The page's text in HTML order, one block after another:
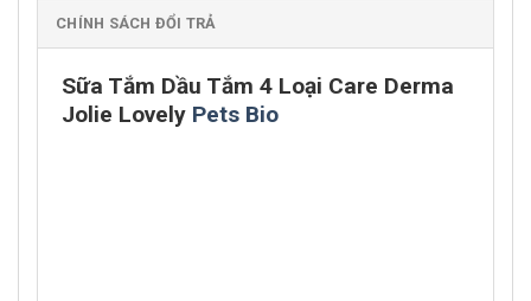
CHÍNH SÁCH ĐỔI TRẢ
Sữa Tắm Dầu Tắm 4 Loại Care Derma
Jolie Lovely Pets Bio